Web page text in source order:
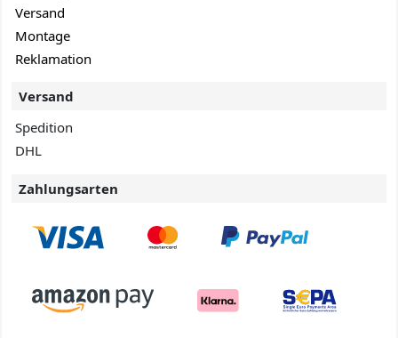
Versand
Montage
Reklamation
Versand
Spedition
DHL
Zahlungsarten